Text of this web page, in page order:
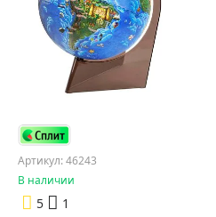
Артикул: 46243
В наличии
5
1